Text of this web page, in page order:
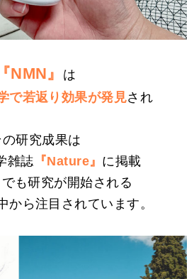
『NMN』
は
で若返り効果が発見され
の研究成果は
雑誌 『Nature』 に掲載
でも研究が開始される
から注目されています。